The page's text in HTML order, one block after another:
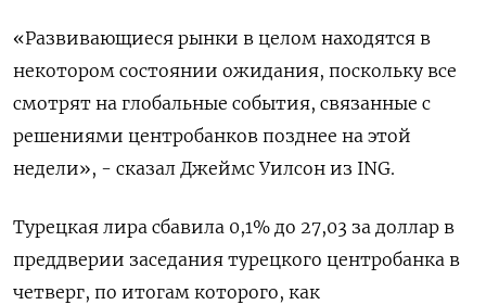
«Развивающиеся рынки в целом находятся в
некотором состоянии ожидания, поскольку все
смотрят на глобальные события, связанные с
решениями центробанков позднее на этой
недели», - сказал Джеймс Уилсон из ING.
Турецкая лира сбавила 0,1% до 27,03 за доллар в
преддверии заседания турецкого центробанка в
четверг, по итогам которого, как